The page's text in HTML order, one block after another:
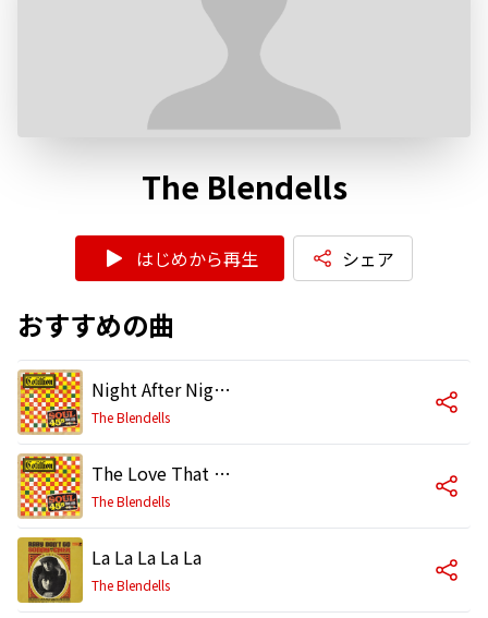
The Blendells
はじめから再生 シェア
おすすめの曲
Night After Night (2013 Remaster)
The Blendells
The Love That I Needed (2013 Remaster)
The Blendells
La La La La La
The Blendells